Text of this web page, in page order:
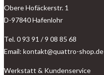
Obere Hofäckerstr. 1
D-97840 Hafenlohr
Tel. 0 93 91 / 9 08 85 68
Email: kontakt@quattro-shop.de
Werkstatt & Kundenservice